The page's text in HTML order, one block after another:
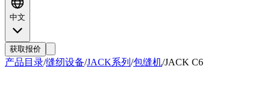
中文
获取报价
产品目录/缝纫设备/JACK系列 /包缝机/JACK C6